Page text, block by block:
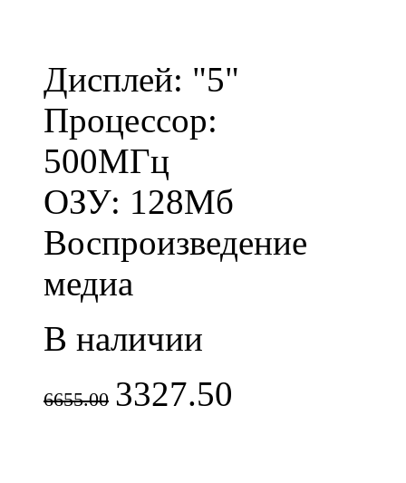
Дисплей: "5"
Процессор:
500МГц
ОЗУ: 128Мб
Воспроизведение
медиа
В наличии
6655.00 3327.50